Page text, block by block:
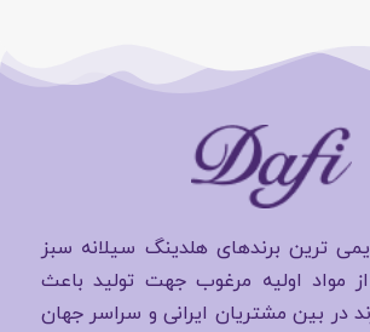
ترین برندهای هلدینگ سیلانه سبز
مواد اولیه مرغوب جهت تولید باعث
در بین مشتریان ایرانی و سراسر جهان